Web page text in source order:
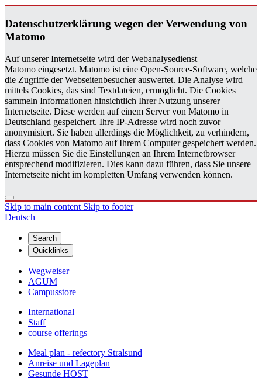
Daten­schutzerklärung wegen der Ver­wen­dung von
Matomo
Auf unserer Internetseite wird der Webanalysedienst
Matomo eingesetzt. Matomo ist eine Open-Source-Software, welche
die Zugriffe der Webseitenbesucher auswertet. Die Analyse wird
mittels Cookies, das sind Textdateien, ermöglicht. Die Cookies
sammeln Informationen hinsichtlich Ihrer Nutzung unserer
Internetseite. Diese werden auf einem Server von Matomo in
Deutschland gespeichert. Ihre IP-Adresse wird noch zuvor
anonymisiert. Sie haben allerdings die Möglichkeit, zu verhindern,
dass Cookies von Matomo auf Ihrem Computer gespeichert werden.
Hierzu müssen Sie die Einstellungen an Ihrem Internetbrowser
entsprechend modifizieren. Dies kann dazu führen, dass Sie unsere
Internetseite nicht im kompletten Umfang verwenden können.
Skip to main content Skip to footer
Deutsch
Search
Quicklinks
Wegweiser
AGUM
Campusstore
International
Staff
course offerings
Meal plan - refectory Stralsund
Anreise und Lageplan
Gesunde HOST